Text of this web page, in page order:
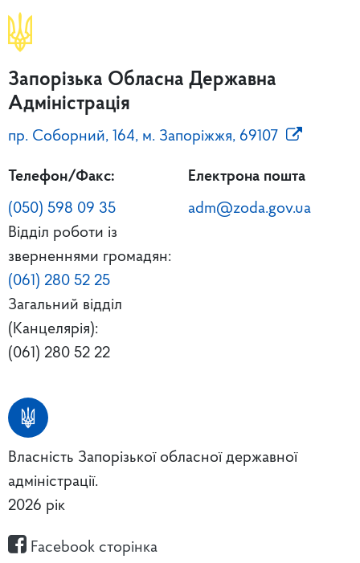
Запорізька Обласна Державна
Адміністрація
пр. Соборний, 164, м. Запоріжжя, 69107
Телефон/Факс:
(050) 598 09 35
Відділ роботи із
зверненнями громадян:
(061) 280 52 25
Загальний відділ
(Канцелярія):
(061) 280 52 22
Електрона пошта
adm@zoda.gov.ua
Власність Запорізької обласної державної
адміністрації.
2026 рік
Facebook сторінка